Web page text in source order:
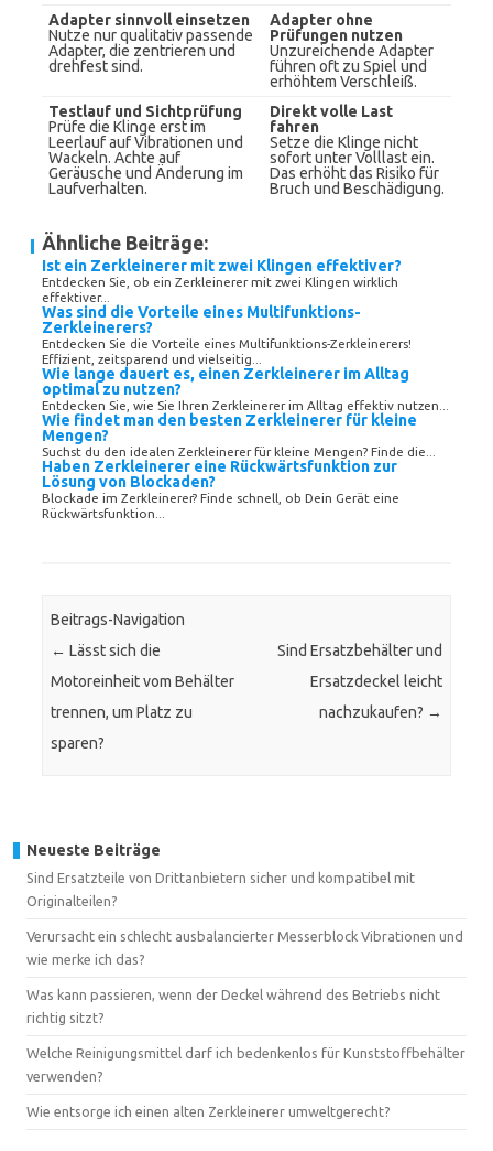
Adapter sinnvoll einsetzen
Nutze nur qualitativ passende
Adapter, die zentrieren und
drehfest sind.
Adapter ohne
Prüfungen nutzen
Unzureichende Adapter
führen oft zu Spiel und
erhöhtem Verschleiß.
Testlauf und Sichtprüfung
Prüfe die Klinge erst im
Leerlauf auf Vibrationen und
Wackeln. Achte auf
Geräusche und Änderung im
Laufverhalten.
Direkt volle Last
fahren
Setze die Klinge nicht
sofort unter Volllast ein.
Das erhöht das Risiko für
Bruch und Beschädigung.
Ähnliche Beiträge:
Ist ein Zerkleinerer mit zwei Klingen effektiver?
Entdecken Sie, ob ein Zerkleinerer mit zwei Klingen wirklich
effektiver...
Was sind die Vorteile eines Multifunktions-
Zerkleinerers?
Entdecken Sie die Vorteile eines Multifunktions-Zerkleinerers!
Effizient, zeitsparend und vielseitig...
Wie lange dauert es, einen Zerkleinerer im Alltag
optimal zu nutzen?
Entdecken Sie, wie Sie Ihren Zerkleinerer im Alltag effektiv nutzen...
Wie findet man den besten Zerkleinerer für kleine
Mengen?
Suchst du den idealen Zerkleinerer für kleine Mengen? Finde die...
Haben Zerkleinerer eine Rückwärtsfunktion zur
Lösung von Blockaden?
Blockade im Zerkleinerer? Finde schnell, ob Dein Gerät eine
Rückwärtsfunktion...
Beitrags-Navigation
← Lässt sich die
Motoreinheit vom Behälter
trennen, um Platz zu
sparen?
Sind Ersatzbehälter und
Ersatzdeckel leicht
nachzukaufen? →
Neueste Beiträge
Sind Ersatzteile von Drittanbietern sicher und kompatibel mit
Originalteilen?
Verursacht ein schlecht ausbalancierter Messerblock Vibrationen und
wie merke ich das?
Was kann passieren, wenn der Deckel während des Betriebs nicht
richtig sitzt?
Welche Reinigungsmittel darf ich bedenkenlos für Kunststoffbehälter
verwenden?
Wie entsorge ich einen alten Zerkleinerer umweltgerecht?